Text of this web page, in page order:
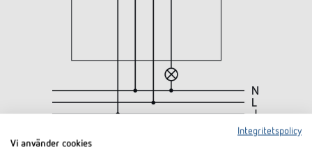
Integritetspolicy
Vi använder cookies